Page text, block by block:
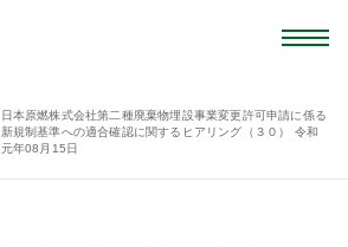
日本原燃株式会社第二種廃棄物埋設事業変更許可申請に係る
新規制基準への適合確認に関するヒアリング（３０） 令和
元年08月15日